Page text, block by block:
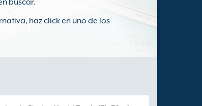
buscar.
haz click en uno de los